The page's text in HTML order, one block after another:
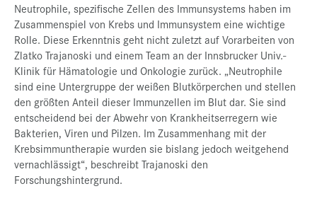
Neutrophile, spezifische Zellen des Immunsystems haben im
Zusammenspiel von Krebs und Immunsystem eine wichtige
Rolle. Diese Erkenntnis geht nicht zuletzt auf Vorarbeiten von
Zlatko Trajanoski und einem Team an der Innsbrucker Univ.-
Klinik für Hämatologie und Onkologie zurück. „Neutrophile
sind eine Untergruppe der weißen Blutkörperchen und stellen
den größten Anteil dieser Immunzellen im Blut dar. Sie sind
entscheidend bei der Abwehr von Krankheitserregern wie
Bakterien, Viren und Pilzen. Im Zusammenhang mit der
Krebsimmuntherapie wurden sie bislang jedoch weitgehend
vernachlässigt“, beschreibt Trajanoski den
Forschungshintergrund.